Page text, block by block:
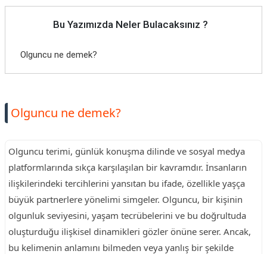
Bu Yazımızda Neler Bulacaksınız ?
Olguncu ne demek?
Olguncu ne demek?
Olguncu terimi, günlük konuşma dilinde ve sosyal medya
platformlarında sıkça karşılaşılan bir kavramdır. İnsanların
ilişkilerindeki tercihlerini yansıtan bu ifade, özellikle yaşça
büyük partnerlere yönelimi simgeler. Olguncu, bir kişinin
olgunluk seviyesini, yaşam tecrübelerini ve bu doğrultuda
oluşturduğu ilişkisel dinamikleri gözler önüne serer. Ancak,
bu kelimenin anlamını bilmeden veya yanlış bir şekilde